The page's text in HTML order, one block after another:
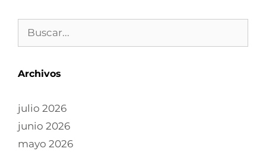
Archivos
julio 2026
junio 2026
mayo 2026